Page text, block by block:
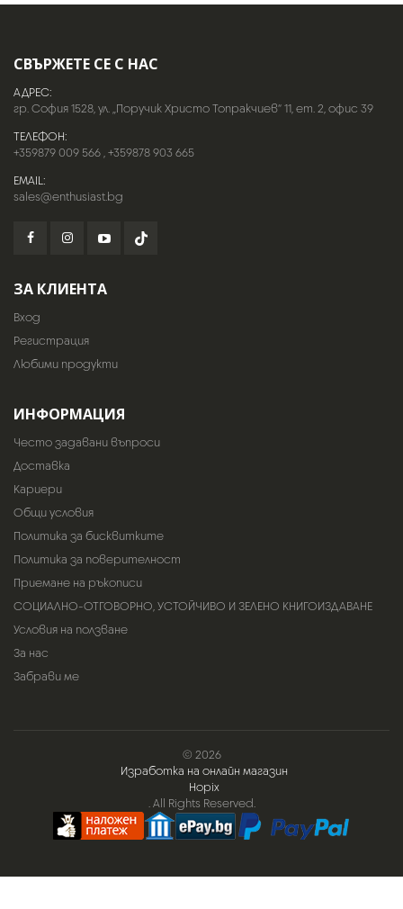
СВЪРЖЕТЕ СЕ С НАС
АДРЕС:
гр. София 1528, ул. „Поручик Христо Топракчиев“ 11, ет. 2, офис 39
ТЕЛЕФОН:
+359879 009 566,+359878 903 665
EMAIL:
sales@enthusiast.bg
ЗА КЛИЕНТА
Вход
Регистрация
Любими продукти
ИНФОРМАЦИЯ
Често задавани въпроси
Доставка
Кариери
Общи условия
Политика за бисквитките
Политика за поверителност
Приемане на ръкописи
СОЦИАЛНО-ОТГОВОРНО, УСТОЙЧИВО И ЗЕЛЕНО КНИГОИЗДАВАНЕ
Условия на ползване
За нас
Забрави ме
© 2026
Изработка на онлайн магазин
Hopix
. All Rights Reserved.